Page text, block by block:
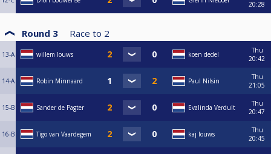
20:28
Round 3 Race to 2
13-A willem louws koen dedel
Thu
20:42
14-A Robin Minnaard Paul Nilsin
Thu
21:05
15-B Sander de Pagter Evalinda Verdult
Thu
20:47
16-B Tigo van Vaardegem kaj louws
Thu
20:45